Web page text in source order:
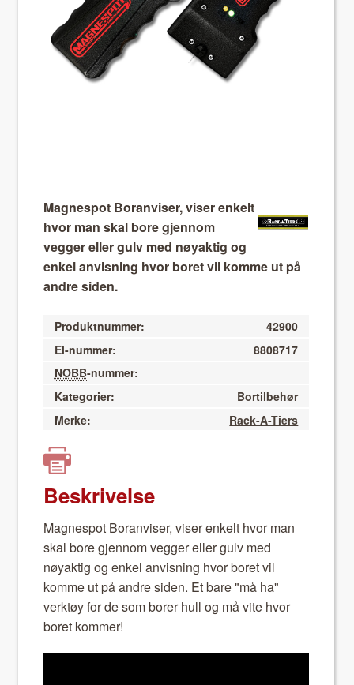
About VIX
Magnespot Boranviser, viser enkelt
hvor man skal bore gjennom
vegger eller gulv med nøyaktig og
enkel anvisning hvor boret vil komme ut på
andre siden.
Produktnummer:
42900
El-nummer:
8808717
NOBB-nummer:
Kategorier:
Bortilbehør
Merke:
Rack-A-Tiers
Beskrivelse
Magnespot Boran­vis­er, vis­er enkelt hvor man
skal bore gjen­nom veg­ger eller gulv med
nøyak­tig og enkel anvis­ning hvor boret vil
komme ut på andre siden. Et bare "må ha"
verk­tøy for de som bor­er hull og må vite hvor
boret kom­mer!